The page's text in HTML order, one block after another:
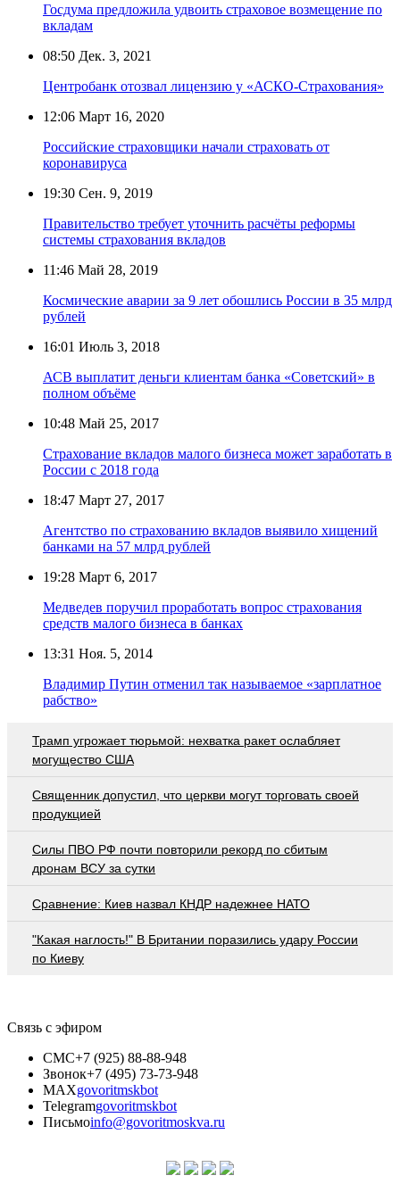
Госдума предложила удвоить страховое возмещение по
вкладам
08:50 Дек. 3, 2021
Центробанк отозвал лицензию у «АСКО-Страхования»
12:06 Март 16, 2020
Российские страховщики начали страховать от
коронавируса
19:30 Сен. 9, 2019
Правительство требует уточнить расчёты реформы
системы страхования вкладов
11:46 Май 28, 2019
Космические аварии за 9 лет обошлись России в 35 млрд
рублей
16:01 Июль 3, 2018
АСВ выплатит деньги клиентам банка «Советский» в
полном объёме
10:48 Май 25, 2017
Страхование вкладов малого бизнеса может заработать в
России с 2018 года
18:47 Март 27, 2017
Агентство по страхованию вкладов выявило хищений
банками на 57 млрд рублей
19:28 Март 6, 2017
Медведев поручил проработать вопрос страхования
средств малого бизнеса в банках
13:31 Ноя. 5, 2014
Владимир Путин отменил так называемое «зарплатное
рабство»
Трамп угрожает тюрьмой: нехватка ракет ослабляет
могущество США
Священник допустил, что церкви могут торговать своей
продукцией
Cилы ПВО РФ почти повторили рекорд по сбитым
дронам ВСУ за сутки
Сравнение: Киев назвал КНДР надежнее НАТО
"Какая наглость!" В Британии поразились удару России
по Киеву
Связь с эфиром
СМС+7 (925) 88-88-948
Звонок+7 (495) 73-73-948
MAXgovoritmskbot
Telegramgovoritmskbot
Письмоinfo@govoritmoskva.ru